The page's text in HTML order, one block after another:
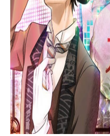
ギャラリー
グッズ・本
ギャラリー